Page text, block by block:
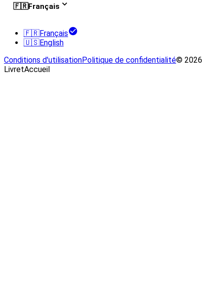
🇫🇷Français
🇫🇷Français
🇺🇸English
Conditions d'utilisationPolitique de confidentialité© 2026
LivretAccueil